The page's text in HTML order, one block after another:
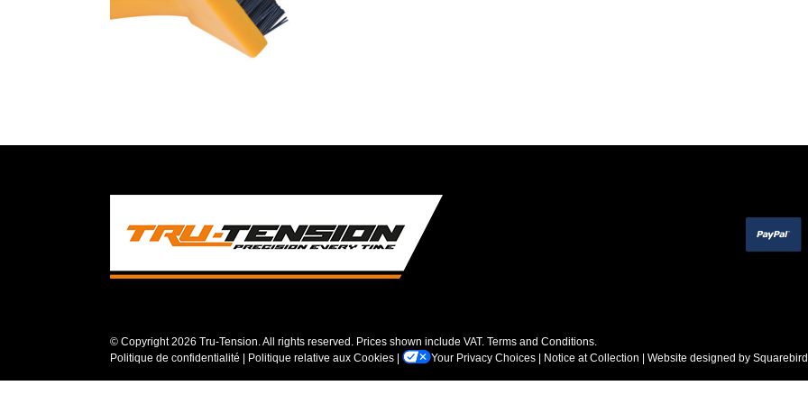
© Copyright2026 Tru-Tension. All rights reserved. Prices shown include VAT. Terms and Conditions.
Politique de confidentialité
Politique relative aux Cookies Your Privacy Choices Notice at Collection | Website designed by Squarebird